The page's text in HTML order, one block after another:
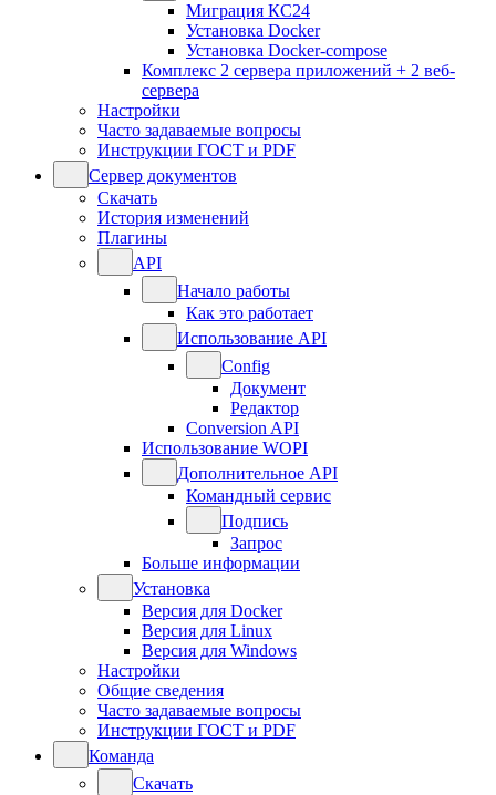
Миграция КС24
Установка Docker
Установка Docker-compose
Комплекс 2 сервера приложений + 2 веб-
сервера
Настройки
Часто задаваемые вопросы
Инструкции ГОСТ и PDF
Сервер документов
Скачать
История изменений
Плагины
API
Начало работы
Как это работает
Использование API
Config
Документ
Редактор
Conversion API
Использование WOPI
Дополнительное API
Командный сервис
Подпись
Запрос
Больше информации
Установка
Версия для Docker
Версия для Linux
Версия для Windows
Настройки
Общие сведения
Часто задаваемые вопросы
Инструкции ГОСТ и PDF
Команда
Скачать